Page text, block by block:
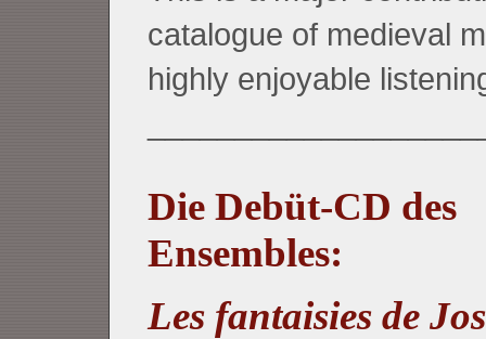
catalogue of medieval
highly enjoyable
Die Debüt-CD des
Ensembles:
Les fantaisies de